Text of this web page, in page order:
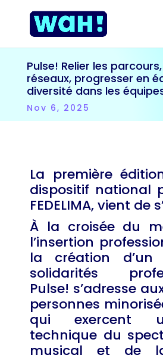
Pulse! Relier les
réseaux, progresser en
diversité dans les
Nov 6, 2025
La première
dispositif national
FEDELIMA, vient de
À la croisée du
l’insertion
la création d’un
solidarités
Pulse! s’adresse
personnes
qui exercent
technique du
musical et de